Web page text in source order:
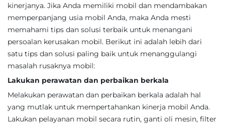
kinerjanya. Jika Anda memiliki mobil dan mendambakan
memperpanjang usia mobil Anda, maka Anda mesti
memahami tips dan solusi terbaik untuk menangani
persoalan kerusakan mobil. Berikut ini adalah lebih dari
satu tips dan solusi paling baik untuk menanggulangi
masalah rusaknya mobil:
Lakukan perawatan dan perbaikan berkala
Melakukan perawatan dan perbaikan berkala adalah hal
yang mutlak untuk mempertahankan kinerja mobil Anda.
Lakukan pelayanan mobil secara rutin, ganti oli mesin, filter